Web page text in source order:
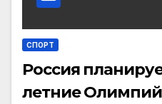
СПОРТ
Россия
летние